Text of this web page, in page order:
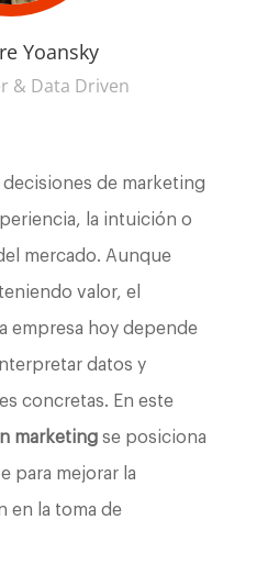
Yoansky
& Data Driven
de marketing
la intuición o
mercado. Aunque
valor, el
empresa hoy depende
datos y
concretas. En este
marketingse posiciona
para mejorar la
en la toma de